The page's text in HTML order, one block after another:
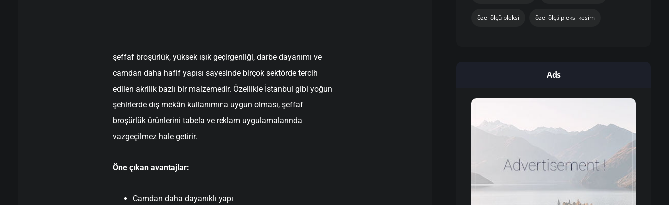
şeffaf broşürlük, yüksek ışık geçirgenliği, darbe dayanımı ve
camdan daha hafif yapısı sayesinde birçok sektörde tercih
edilen akrilik bazlı bir malzemedir. Özellikle İstanbul gibi yoğun
şehirlerde dış mekân kullanımına uygun olması, şeffaf
broşürlük ürünlerini tabela ve reklam uygulamalarında
vazgeçilmez hale getirir.
Öne çıkan avantajlar:
Camdan daha dayanıklı yapı
özel ölçü pleksi özel ölçü pleksi kesim
Ads